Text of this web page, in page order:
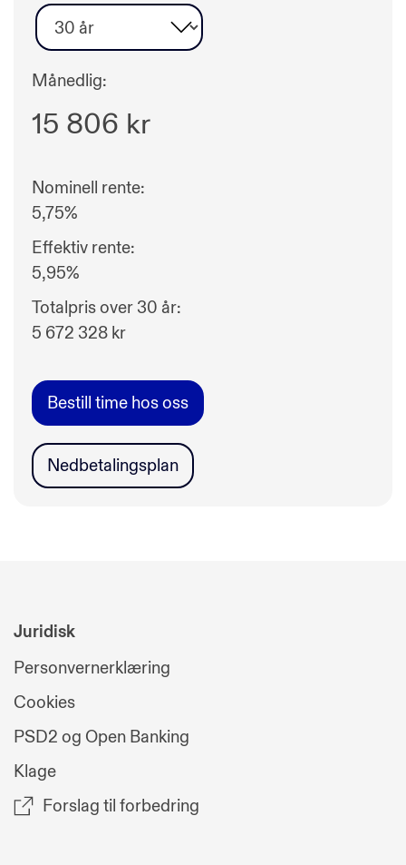
Månedlig:
15 806 kr
Nominell rente:
5,75%
Effektiv rente:
5,95%
Totalpris over 30 år:
5 672 328 kr
Bestill time hos oss
Nedbetalingsplan
Juridisk
Personvernerklæring
Cookies
PSD2 og Open Banking
Klage
Forslag til forbedring